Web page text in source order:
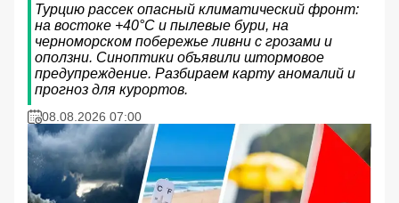
Турцию рассек опасный климатический фронт:
на востоке +40°C и пылевые бури, на
черноморском побережье ливни с грозами и
оползни. Синоптики объявили штормовое
предупреждение. Разбираем карту аномалий и
прогноз для курортов.
08.08.2026 07:00